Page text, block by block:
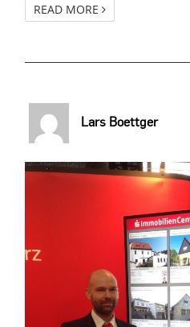
READ MORE
Lars Boettger